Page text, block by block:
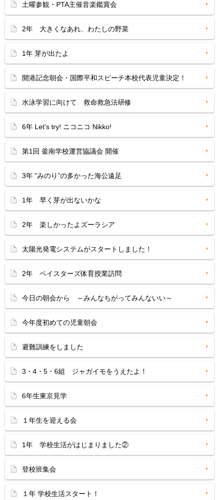
土曜参観・PTA主催音楽鑑賞会
2年 大きくなあれ、わたしの野菜
1年 芽が出たよ
開港記念朝会・国際平和スピーチ本校代表児童決定！
水泳学習に向けて 救命救急法研修
6年 Let's try! ニコニコ Nikko!
第1回 釜南学校運営協議会 開催
3年 ”みのり”の多かった海公遠足
1年 早く芽が出ないかな
2年 楽しかったよズーラシア
太陽光発電システムがスタートしました！
2年 ベイスターズ体育授業訪問
今日の朝会から ～みんなちがってみんないい～
今年度初めての児童朝会
避難訓練をしました
3・4・5・6組 ジャガイモをうえたよ！
6年生東京見学
１年生を迎える会
1年 学校生活がはじまりました②
登校班集会
１年 学校生活スタート！